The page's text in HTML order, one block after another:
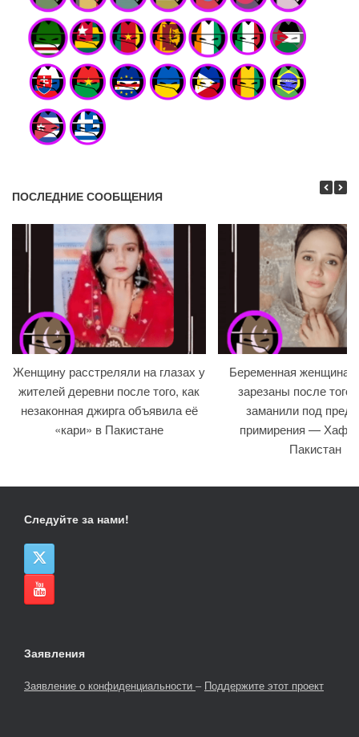
ПОСЛЕДНИЕ СООБЩЕНИЯ
Женщину расстреляли на глазах у
жителей деревни после того, как
незаконная джирга объявила её
«кари» в Пакистане
Беременная женщина
зарезаны после того,
заманили под
примирения —
Пакистан
Следуйте за нами!
Заявления
Заявление о конфиденциальности – Поддержите этот проект